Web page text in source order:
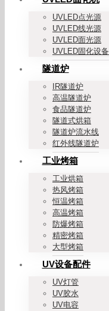
UVLED点光源
UVLED线光源
UVLED面光源
UVLED固化设备
隧道炉
IR隧道炉
高温隧道炉
食品隧道炉
隧道式烘箱
隧道炉流水线
红外线隧道炉
工业烤箱
工业烘箱
热风烤箱
恒温烤箱
高温烤箱
防爆烤箱
精密烤箱
大型烤箱
UV设备配件
UV灯管
UV胶水
UV电容